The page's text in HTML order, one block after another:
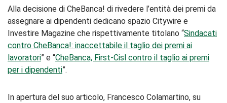
Alla decisione di CheBanca! di rivedere l’entità dei premi da
assegnare ai dipendenti dedicano spazio Citywire e
Investire Magazine che rispettivamente titolano “Sindacati
contro CheBanca!: inaccettabile il taglio dei premi ai
lavoratori” e “CheBanca, First-Cisl contro il taglio ai premi
per i dipendenti”.
In apertura del suo articolo, Francesco Colamartino, su